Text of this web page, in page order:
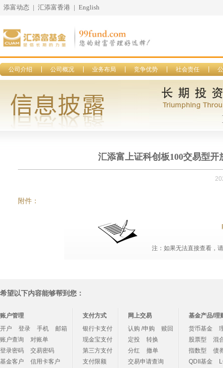
添富动态 | 汇添富香港 | English
公司介绍 公司概况 业务布局 竞争优势 社会责任
汇添富上证科创板100交易型
附件：
注：如果无法直接查看，
希望以下内容能够帮到您：
账户管理
开户
登录 手机
邮箱
账户查询
对账单
登录密码
交易密码
基金客户
信用卡客户
支付方式
银行卡支付
现金宝支付
第三方支付
支付限额
网上交易
认购 /申购
赎回
定投
转换
分红
撤单
交易申请查询
基金产品/理
货币基金
股票型
混
指数型
债
QDII基金